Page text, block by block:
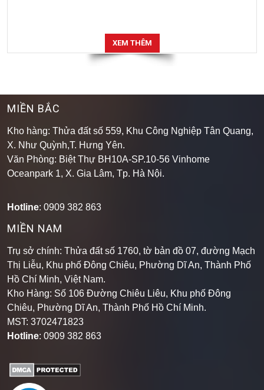
XEM THÊM
MIỀN BẮC
Kho hàng: Thửa đất số 559, Khu Công Nghiệp Tân Quang,
X. Như Quỳnh,T. Hưng Yên.
Văn Phòng: Biệt Thự BH10A-SP.10-56 Vinhome
Hotline: 0909 382 863
MIỀN NAM
Trụ sở chính: Thửa đất số 1760, tờ bản đồ 07, đường Mạch
Thị Liễu, Khu phố Đông Chiêu, Phường Dĩ An, Thành Phố
Hồ Chí Minh, Việt Nam.
Kho Hàng: Số 106 Đường Chiêu Liêu, Khu phố Đông
Chiêu, Phường Dĩ An, Thành Phố Hồ Chí Minh
MST: 3702471823